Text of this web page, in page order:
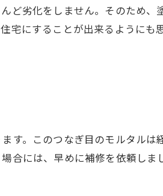
ど劣化をしません。そのため、
宅にすることが出来るようにも
す。このつなぎ目のモルタルは
合には、早めに補修を依頼しま